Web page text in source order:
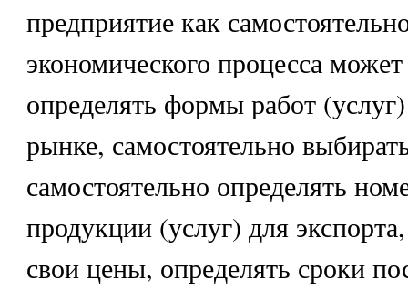
предприятие как
экономического процесса
определять формы работ
рынке, самостоятельно
самостоятельно определять
продукции (услуг) для
свои цены, определять сроки